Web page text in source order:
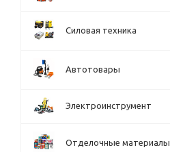
Силовая техника
Автотовары
Электроинструмент
Отделочные материалы